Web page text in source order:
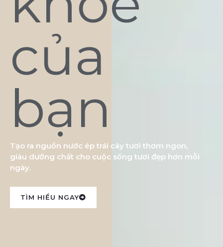
của
bạn
Tạo ra nguồn nước ép trái cây tươi thơm ngon,
giàu dưỡng chất cho cuộc sống tươi đẹp hơn mỗi
ngày.
TÌM HIỂU NGAY